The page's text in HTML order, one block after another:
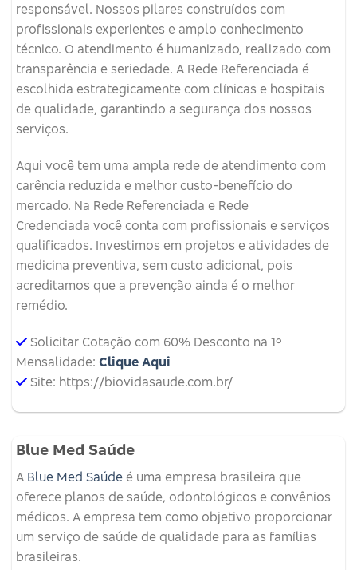
responsável. Nossos pilares construídos com
profissionais experientes e amplo conhecimento
técnico. O atendimento é humanizado, realizado com
transparência e seriedade. A Rede Referenciada é
escolhida estrategicamente com clínicas e hospitais
de qualidade, garantindo a segurança dos nossos
serviços.
Aqui você tem uma ampla rede de atendimento com
carência reduzida e melhor custo-benefício do
mercado. Na Rede Referenciada e Rede
Credenciada você conta com profissionais e serviços
qualificados. Investimos em projetos e atividades de
medicina preventiva, sem custo adicional, pois
acreditamos que a prevenção ainda é o melhor
remédio.
Solicitar Cotação com 60% Desconto na 1º
Mensalidade: Clique Aqui
Site: https://biovidasaude.com.br/
Blue Med Saúde
A Blue Med Saúde é uma empresa brasileira que
oferece planos de saúde, odontológicos e convênios
médicos. A empresa tem como objetivo proporcionar
um serviço de saúde de qualidade para as famílias
brasileiras.